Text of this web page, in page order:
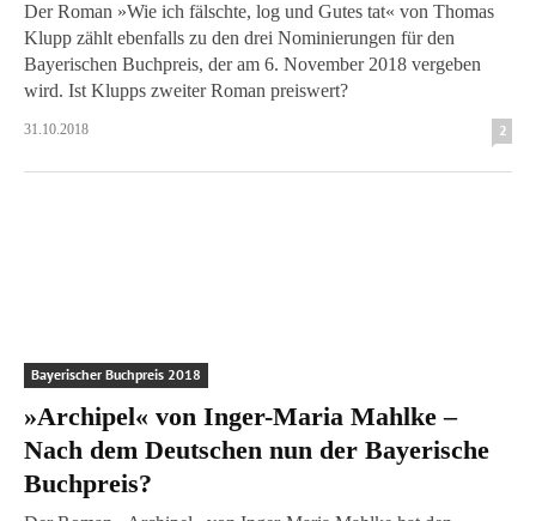
Der Roman »Wie ich fälschte, log und Gutes tat« von Thomas
Klupp zählt ebenfalls zu den drei Nominierungen für den
Bayerischen Buchpreis, der am 6. November 2018 vergeben
wird. Ist Klupps zweiter Roman preiswert?
31.10.2018 2
Bayerischer Buchpreis 2018
»Archipel« von Inger-Maria Mahlke –
Nach dem Deutschen nun der Bayerische
Buchpreis?